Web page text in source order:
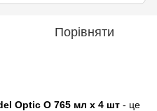
Порівняти
Optic O 765 мл х 4 шт - це